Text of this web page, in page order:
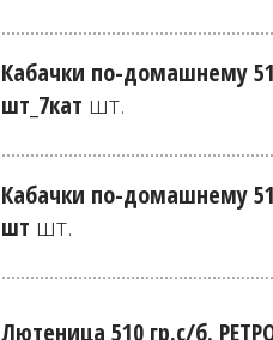
Кабачки по-домашнему
шт_7кат шт.
Кабачки по-домашнему
шт шт.
Лютеница 510 гр.с/б.